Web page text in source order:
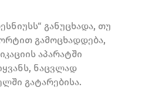
განუცხადა, თუ
გამოცხადდება,
აპარატში
ნაცვლად
გატარებისა.